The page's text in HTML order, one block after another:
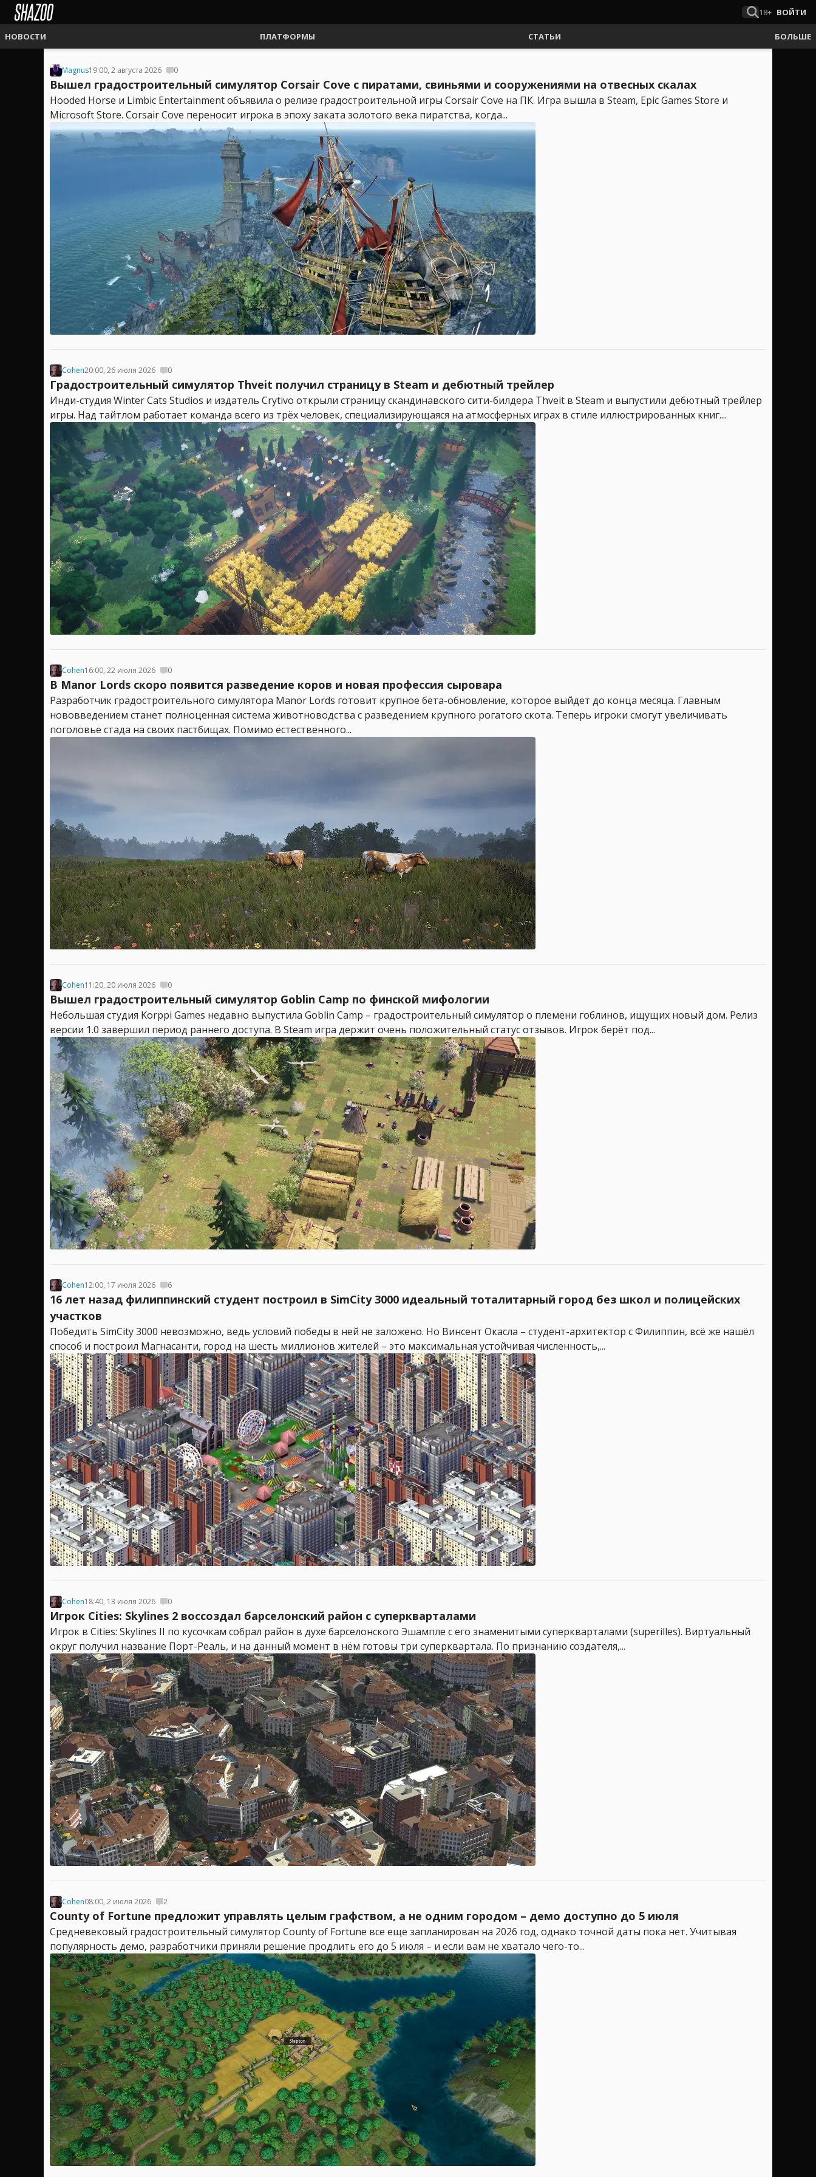
18+ ВОЙТИ
НОВОСТИ ПЛАТФОРМЫ СТАТЬИ БОЛЬШЕ
Magnus19:00, 2 августа 2026 0
Вышел градостроительный симулятор Corsair Cove с пиратами, свиньями и сооружениями на отвесных скалах
Hooded Horse и Limbic Entertainment объявила о релизе градостроительной игры Corsair Cove на ПК. Игра вышла в Steam, Epic Games Store и
Microsoft Store. Corsair Cove переносит игрока в эпоху заката золотого века пиратства, когда...
Cohen20:00, 26 июля 2026 0
Градостроительный симулятор Thveit получил страницу в Steam и дебютный трейлер
Инди-студия Winter Cats Studios и издатель Crytivo открыли страницу скандинавского сити-билдера Thveit в Steam и выпустили дебютный трейлер
игры. Над тайтлом работает команда всего из трёх человек, специализирующаяся на атмосферных играх в стиле иллюстрированных книг....
Cohen16:00, 22 июля 2026 0
В Manor Lords скоро появится разведение коров и новая профессия сыровара
Разработчик градостроительного симулятора Manor Lords готовит крупное бета-обновление, которое выйдет до конца месяца. Главным
нововведением станет полноценная система животноводства с разведением крупного рогатого скота. Теперь игроки смогут увеличивать
поголовье стада на своих пастбищах. Помимо естественного...
Cohen11:20, 20 июля 2026 0
Вышел градостроительный симулятор Goblin Camp по финской мифологии
Небольшая студия Korppi Games недавно выпустила Goblin Camp – градостроительный симулятор о племени гоблинов, ищущих новый дом. Релиз
версии 1.0 завершил период раннего доступа. В Steam игра держит очень положительный статус отзывов. Игрок берёт под...
Cohen12:00, 17 июля 2026 6
16 лет назад филиппинский студент построил в SimCity 3000 идеальный тоталитарный город без школ и полицейских
участков
Победить SimCity 3000 невозможно, ведь условий победы в ней не заложено. Но Винсент Окасла – студент-архитектор с Филиппин, всё же нашёл
способ и построил Магнасанти, город на шесть миллионов жителей – это максимальная устойчивая численность,...
Cohen18:40, 13 июля 2026 0
Игрок Cities: Skylines 2 воссоздал барселонский район с суперкварталами
Игрок в Cities: Skylines II по кусочкам собрал район в духе барселонского Эшампле с его знаменитыми суперкварталами (superilles). Виртуальный
округ получил название Порт-Реаль, и на данный момент в нём готовы три суперквартала. По признанию создателя,...
Cohen08:00, 2 июля 2026 2
County of Fortune предложит управлять целым графством, а не одним городом – демо доступно до 5 июля
Средневековый градостроительный симулятор County of Fortune все еще запланирован на 2026 год, однако точной даты пока нет. Учитывая
популярность демо, разработчики приняли решение продлить его до 5 июля – и если вам не хватало чего-то...